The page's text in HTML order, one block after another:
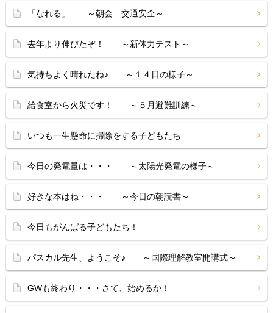
「なれる」 ～朝会 交通安全～
去年より伸びたぞ！ ～新体力テスト～
気持ちよく晴れたね♪ ～１４日の様子～
給食室から火災です！ ～５月避難訓練～
いつも一生懸命に掃除をする子どもたち
今日の発電量は・・・ ～太陽光発電の様子～
好きな本はね・・・ ～今日の朝読書～
今日もがんばる子どもたち！
パスカル先生、ようこそ♪ ～国際理解教室開講式～
GWも終わり・・・さて、始めるか！